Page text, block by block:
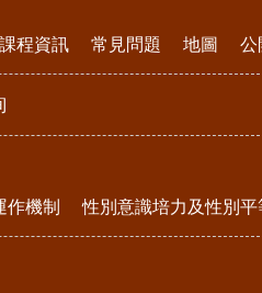
課程資訊 常見問題 地圖 公
作機制 性別意識培力及性別平